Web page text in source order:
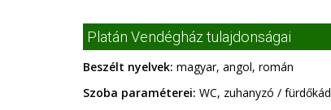
Platán Vendégház tulajdonságai
Beszélt nyelvek: magyar, angol, román
Szoba paraméterei: WC, zuhanyzó / fürdőkád